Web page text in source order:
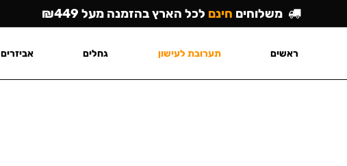
משלוחים חינם לכל הארץ בהזמנה מעל ₪449
ראשים תערובת לעישון גחלים אביזרים